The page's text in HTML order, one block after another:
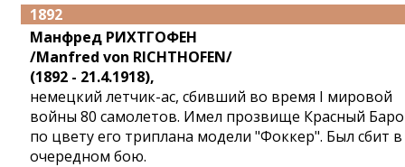
1892
Манфред РИХТГОФЕН
/Manfred von RICHTHOFEN/
(1892 - 21.4.1918),
немецкий летчик-ас, сбивший во время I мировой
войны 80 самолетов. Имел прозвище Красный
по цвету его триплана модели "Фоккер". Был сбит в
очередном бою.